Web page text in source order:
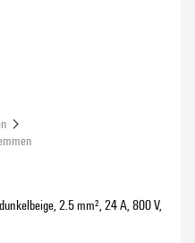
2.5 mm², 24 A, 800 V,